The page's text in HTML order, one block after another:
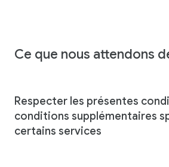
Ce que nous attendons
Respecter les présentes
conditions supplémentaires
certains services